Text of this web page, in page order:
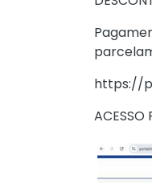
https://
ACESSO